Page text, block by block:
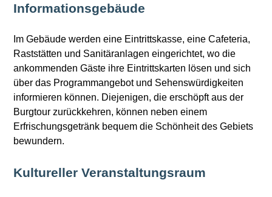
Informationsgebäude
Im Gebäude werden eine Eintrittskasse, eine Cafeteria,
Raststätten und Sanitäranlagen eingerichtet, wo die
ankommenden Gäste ihre Eintrittskarten lösen und sich
über das Programmangebot und Sehenswürdigkeiten
informieren können. Diejenigen, die erschöpft aus der
Burgtour zurückkehren, können neben einem
Erfrischungsgetränk bequem die Schönheit des Gebiets
bewundern.
Kultureller Veranstaltungsraum